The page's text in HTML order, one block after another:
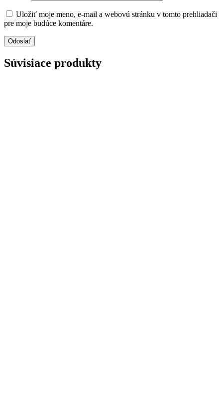
Uložiť moje meno, e-mail a webovú stránku v tomto prehliadači
pre moje budúce komentáre.
Súvisiace produkty